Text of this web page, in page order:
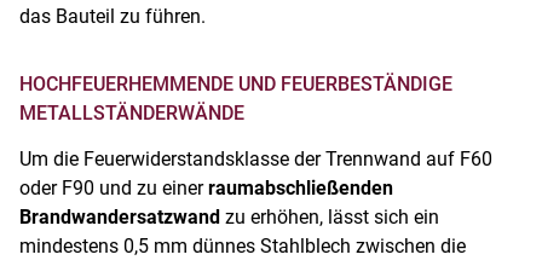
das Bauteil zu führen.
HOCHFEUERHEMMENDE UND FEUERBESTÄNDIGE
METALLSTÄNDERWÄNDE
Um die Feuerwiderstandsklasse der Trennwand auf F60
oder F90 und zu einerraumabschließenden
Brandwandersatzwand zu erhöhen, lässt sich ein
mindestens 0,5 mm dünnes Stahlblech zwischen die